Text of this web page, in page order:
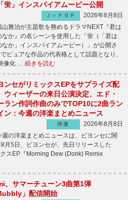
蛍」インスパイアムービー公開
Ｊ－ＰＯＰ
2026年8月8日
雅治が主題歌を務めるドラマNEXT『君は
なか』の名シーンを使用した「蛍（「君は
なか」インスパイアムービー）」が公開さ
ュアな作品の代表格として話題となり、
像化 … 続きを読む
ンセがリミックスEPをサプライズ配
ウィーザーの来日公演決定、エド・
ラン作詞作曲のみでTOP10に2曲ラン
ン：今週の洋楽まとめニュース
洋楽
2026年8月8日
の洋楽まとめニュースは、ビヨンセに関
5日、ビヨンセが、先日リリースした
スEP『Morning Dew (Donk) Remix
、サマーチューン3曲第1弾
」配信開始